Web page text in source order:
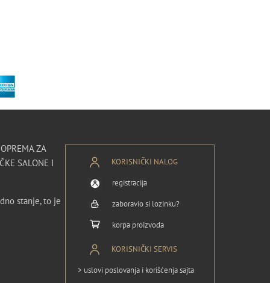
ZA
SALONE I
stanje, to je
KORISNIČKI NALOG
registracija
zaboravio si lozinku?
korpa proizvoda
KORISNIČKI SERVIS
> uslovi poslovanja i korišćenja sajta